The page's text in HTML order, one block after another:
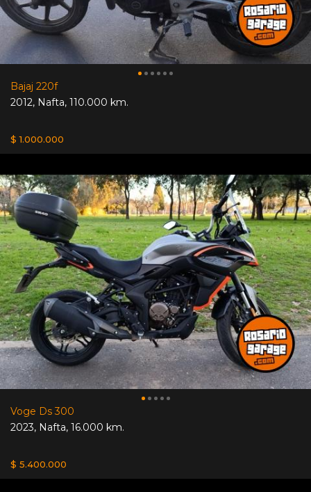
Bajaj 220f
2012, Nafta, 110.000 km.
$ 1.000.000
Voge Ds 300
2023, Nafta, 16.000 km.
$ 5.400.000